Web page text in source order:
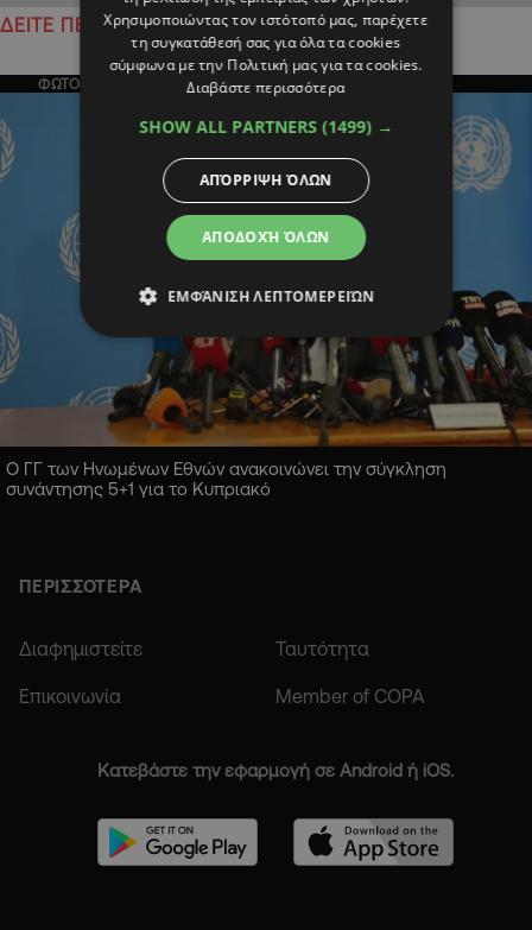
ΔΕΙΤΕ ΠΕΡΙΣΣΟΤΕΡΑ
ΦΩΤΟΓΡΑΦΙΑ ΤΗΣ ΗΜΕΡΑΣ
Ο ΓΓ των Ηνωμένων Εθνών ανακοινώνει την σύγκληση
συνάντησης 5+1 για το Κυπριακό
ΠΕΡΙΣΣΟΤΕΡΑ
Διαφημιστείτε Ταυτότητα
Επικοινωνία Member of COPA
Κατεβάστε την εφαρμογή σε Android ή iOS.
Χρησιμοποιώντας τον ιστότοπό μας, παρέχετε
τη συγκατάθεσή σας για όλα τα cookies
σύμφωνα με την Πολιτική μας για τα cookies.
Διαβάστε περισσότερα
SHOW ALL PARTNERS (1499) →
ΑΠΟΔΟΧΉ ΌΛΩΝ
ΑΠΌΡΡΙΨΗ ΌΛΩΝ
ΕΜΦΆΝΙΣΗ ΛΕΠΤΟΜΕΡΕΙΏΝ